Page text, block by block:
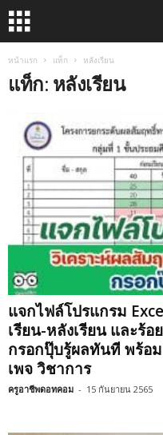
หน้าแรก แท็ก หลังเรียน
แท็ก: หลังเรียน
แจกไฟล์โปรแกรม
เรียน-หลังเรียน และร้
กรอกปุ๊บรู้ผลทันที พร้อ
เพจ วิชาการ
ครูอาชีพดอทคอม - 15 กันยายน 2565